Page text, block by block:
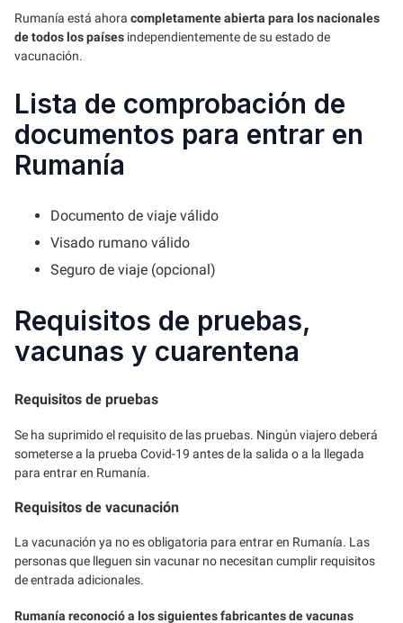
Rumanía está ahora completamente abierta para los nacionales
de todos los países independientemente de su estado de
vacunación.
Lista de comprobación de
documentos para entrar en
Rumanía
Documento de viaje válido
Visado rumano válido
Seguro de viaje (opcional)
Requisitos de pruebas,
vacunas y cuarentena
Requisitos de pruebas
Se ha suprimido el requisito de las pruebas. Ningún viajero deberá
someterse a la prueba Covid-19 antes de la salida o a la llegada
para entrar en Rumanía.
Requisitos de vacunación
La vacunación ya no es obligatoria para entrar en Rumanía. Las
personas que lleguen sin vacunar no necesitan cumplir requisitos
de entrada adicionales.
Rumanía reconoció a los siguientes fabricantes de vacunas